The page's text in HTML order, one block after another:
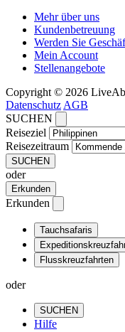
Mehr über uns
Kundenbetreuung
Werden Sie
Mein Account
Stellenangebote
Copyright © 2026
Datenschutz AGB
SUCHEN
Reiseziel
Reisezeitraum
SUCHEN
oder
Erkunden
Erkunden
Tauchsafaris
Flusskreuzfahrten
oder
SUCHEN
Hilfe